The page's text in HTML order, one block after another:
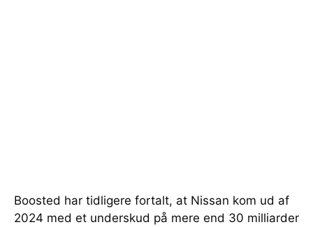
Boosted har tidligere fortalt, at Nissan kom ud af
2024 med et underskud på mere end 30 milliarder